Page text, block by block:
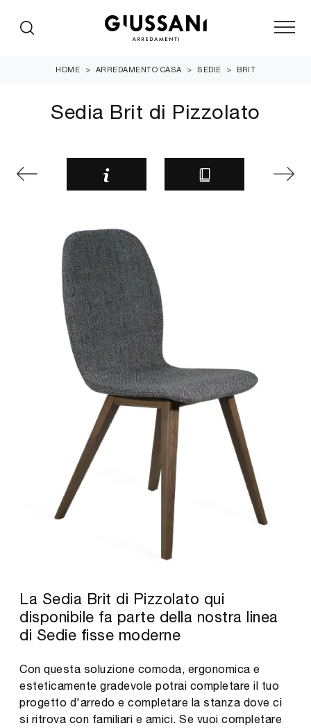
HOME > ARREDAMENTO CASA > SEDIE > BRIT
Sedia Brit di Pizzolato
La Sedia Brit di Pizzolato qui
disponibile fa parte della nostra linea
di Sedie fisse moderne
Con questa soluzione comoda, ergonomica e
esteticamente gradevole potrai completare il tuo
progetto d'arredo e completare la stanza dove ci
si ritrova con familiari e amici. Se vuoi completare